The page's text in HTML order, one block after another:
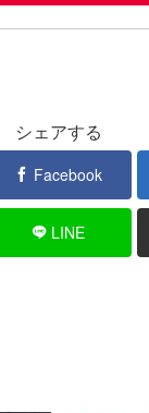
シェアする
Facebook
LINE